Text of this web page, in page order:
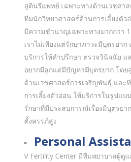
สูตินรีแพทย์ เฉพาะทางด้านเวชศา
ทีมนักวิทยาศาสตร์ด้านการเลี้ยงตั
มีความชำนาญเฉพาะทางมากกว่า
เราไม่เพียงแต่รักษาภาวะมีบุตรยา
บริการให้คำปรึกษา ตรวจวินิจฉัย
อยากมีลูกแต่มีปัญหามีบุตรยาก โดย
ด้านเวชศาสตร์การเจริญพันธุ์ และ
การเลี้ยงตัวอ่อน ให้บริการในรูปแ
รักษาที่มีประสบการณ์เรื่องมีบุตรยา
ตั้งครรภ์สูง
Personal
V Fertility Center มีทีมพยาบาลผู้ดู